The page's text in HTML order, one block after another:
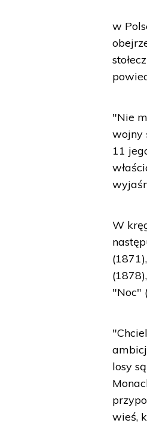
w
"Nie
wojny
11
W
"Noc"
losy
wieś,